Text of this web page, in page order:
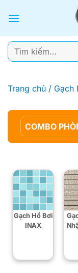
qua
dung
Tìm
kiếm:
Trang chủ / Gạch
COMBO
Gạch Hồ Bơi
INAX